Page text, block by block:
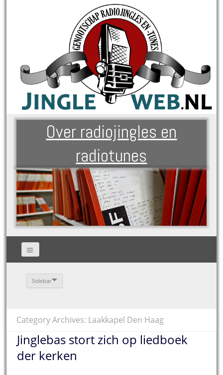
Over radiojingles en
radiotunes
Sidebar
Category Archives: Laakkapel Den Haag
Jinglebas stort zich op liedboek
der kerken